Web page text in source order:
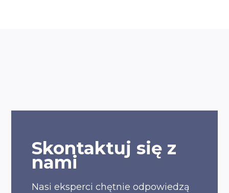
Skontaktuj się z
nami
Nasi eksperci chętnie odpowiedzą